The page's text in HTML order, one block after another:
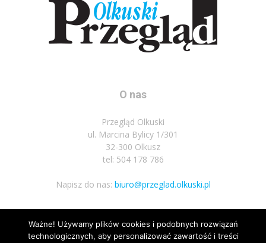
O nas
Przegląd Olkuski
ul. Marcina Bylicy 1/301
32-300 Olkusz
tel: 504 178 786
Napisz do nas: biuro@przeglad.olkuski.pl
Podążaj za nami
Ważne! Używamy plików cookies i podobnych rozwiązań
technologicznych, aby personalizować zawartość i treści